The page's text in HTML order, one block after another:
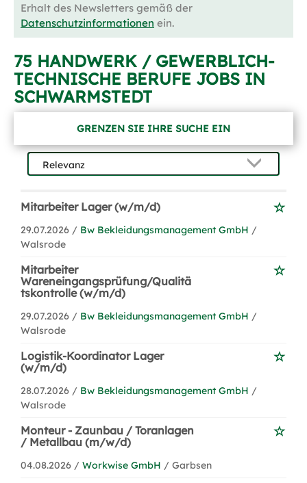
Erhalt des Newsletters gemäß der
Datenschutzinformationen ein.
75 HANDWERK / GEWERBLICH-
TECHNISCHE BERUFE JOBS IN
SCHWARMSTEDT
GRENZEN SIE IHRE SUCHE EIN
Mitarbeiter Lager (w/m/d)
29.07.2026 / Bw Bekleidungsmanagement GmbH /
Walsrode
Mitarbeiter
Wareneingangsprüfung/Qualitä
tskontrolle (w/m/d)
29.07.2026 / Bw Bekleidungsmanagement GmbH /
Walsrode
Logistik-Koordinator Lager
(w/m/d)
28.07.2026 / Bw Bekleidungsmanagement GmbH /
Walsrode
Monteur - Zaunbau / Toranlagen
/ Metallbau (m/w/d)
04.08.2026 / Workwise GmbH / Garbsen